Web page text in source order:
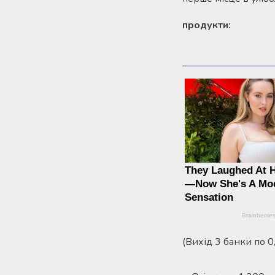
продукти:
(Вихід 3 банки по